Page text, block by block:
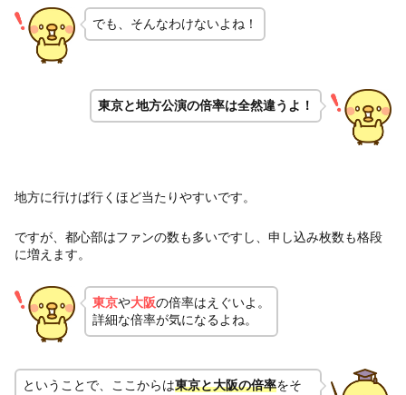
でも、そんなわけないよね！
東京と地方公演の倍率は全然違うよ！
地方に行けば行くほど当たりやすいです。
ですが、都心部はファンの数も多いですし、申し込み枚数も格段
に増えます。
東京や大阪の倍率はえぐいよ。
詳細な倍率が気になるよね。
ということで、ここからは東京と大阪の倍率をそ